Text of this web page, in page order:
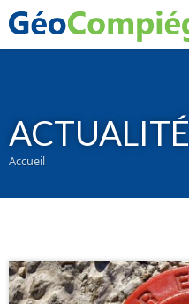
ACTUALITÉ
Accueil